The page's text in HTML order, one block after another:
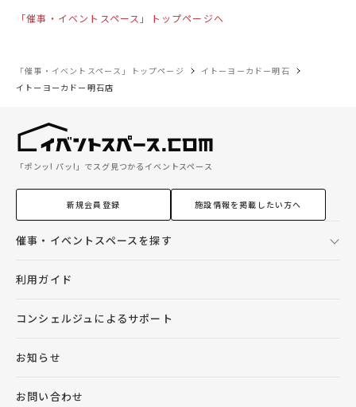
「催事・イベントスペース」トップページへ
「催事・イベントスペース」トップページ
イトーヨーカドー明石
イトーヨーカドー明石店
「ポンッ! パッ!」でスグ見つかるイベントスペース
新規会員登録 施設情報を掲載したい方へ
催事・イベントスペースを探す
利用ガイド
コンシェルジュによるサポート
お知らせ
お問い合わせ